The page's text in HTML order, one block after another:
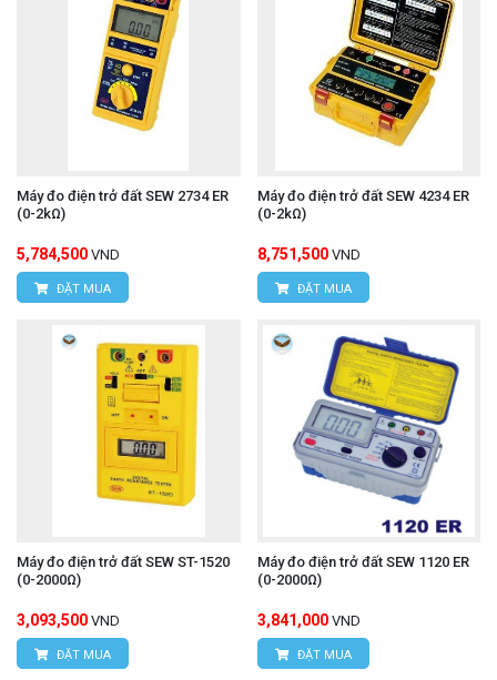
Máy đo điện trở đất SEW 2734 ER
(0-2kΩ)
5,784,500 VND
ĐẶT MUA
Máy đo điện trở đất SEW 4234 ER
(0-2kΩ)
8,751,500 VND
ĐẶT MUA
Máy đo điện trở đất SEW ST-1520
(0-2000Ω)
3,093,500 VND
ĐẶT MUA
Máy đo điện trở đất SEW 1120 ER
(0-2000Ω)
3,841,000 VND
ĐẶT MUA